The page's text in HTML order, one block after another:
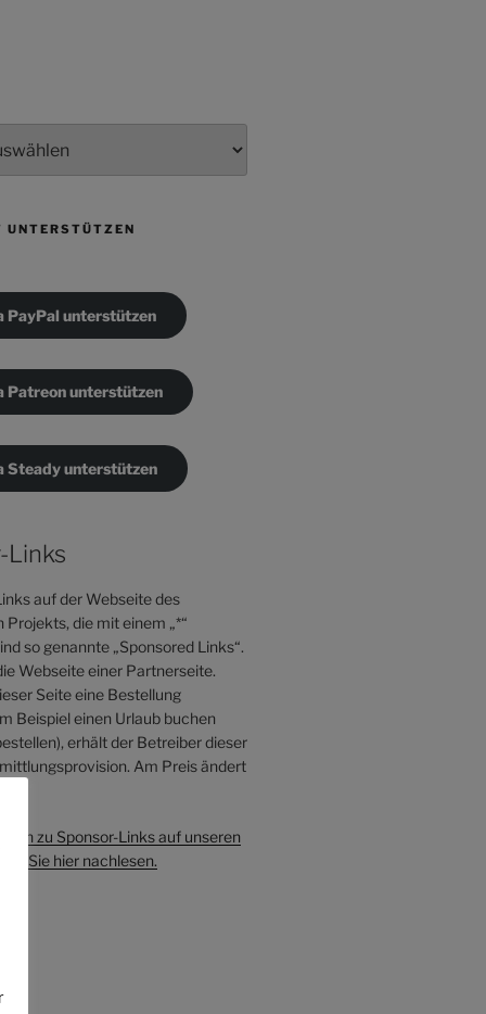
UNTERSTÜTZEN
PayPal unterstützen
Patreon unterstützen
Steady unterstützen
Links
auf der Webseite des
die mit einem „*“
so genannte „Sponsored Links“.
Webseite einer Partnerseite.
Seite eine Bestellung
Beispiel einen Urlaub buchen
erhält der Betreiber dieser
Am Preis ändert
zu Sponsor-Links auf unseren
Sie hier nachlesen.